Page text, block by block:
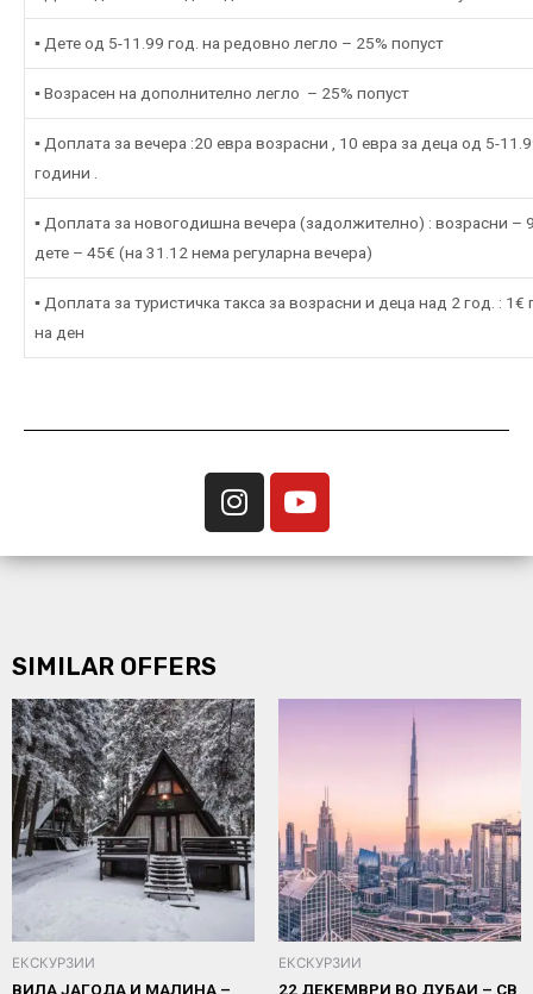
▪ Дете од 5-11.99 год. на редовно легло – 25% попуст
▪ Возрасен на дополнително легло – 25% попуст
▪ Доплата за вечера :20 евра возрасни , 10 евра за деца од 5-
години .
▪ Доплата за новогодишна вечера (задолжително) : возрасни –
дете – 45€ (на 31.12 нема регуларна вечера)
▪ Доплата за туристичка такса за возрасни и деца над 2 год. : 1€
на ден
SIMILAR OFFERS
ЕКСКУРЗИИ
ВИЛА ЈАГОДА И МАЛИНА –
ЕКСКУРЗИИ
22 ДЕКЕМВРИ ВО ДУБАИ – СВ